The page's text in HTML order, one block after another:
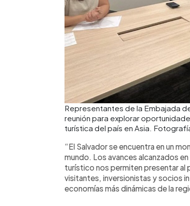
Representantes de la Embajada
reunión para explorar
turística del país en Asia.
“El Salvador se encuentra en un
mundo. Los avances alcanzados
turístico nos permiten presentar al
visitantes, inversionistas y socios
economías más dinámicas de la